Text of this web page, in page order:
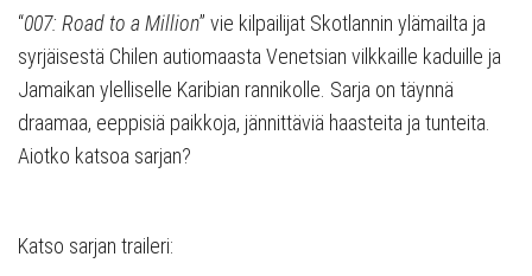
“007: Road to a Million” vie kilpailijat Skotlannin ylämailta ja
syrjäisestä Chilen autiomaasta Venetsian vilkkaille kaduille ja
Jamaikan ylelliselle Karibian rannikolle. Sarja on täynnä
draamaa, eeppisiä paikkoja, jännittäviä haasteita ja tunteita.
Aiotko katsoa sarjan?
Katso sarjan traileri: